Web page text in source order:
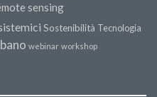
sensing
Sostenibilità Tecnologia
webinar workshop